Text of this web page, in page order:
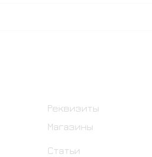
Реквизиты
Магазины
Статьи